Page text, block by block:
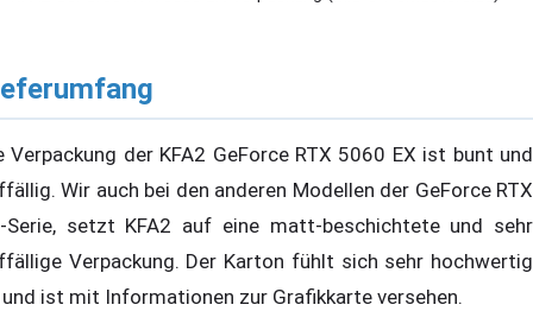
Verpackung der KFA2 GeForce RTX 5060 EX ist bunt und
Wir auch bei den anderen Modellen der GeForce RTX
Serie, setzt KFA2 auf eine matt-beschichtete und sehr
Verpackung. Der Karton fühlt sich sehr hochwertig
und ist mit Informationen zur Grafikkarte versehen.